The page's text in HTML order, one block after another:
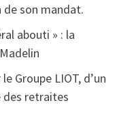
de son mandat.
abouti » : la
Groupe LIOT, d’un
retraites